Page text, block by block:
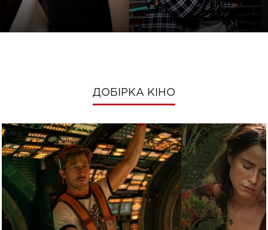
ДОБІРКА КІНО